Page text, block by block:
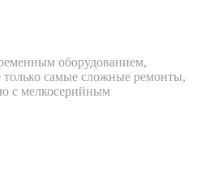
оборудованием,
самые сложные ремонты,
с мелкосерийным